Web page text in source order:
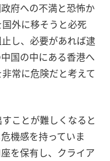
府への不満と恐怖か
外に移そうと必死
し、必要があれば逮
国の中にある香港へ
常に危険だと考えて
ことが難しくなると
機感を持っていま
を保有し、クライア